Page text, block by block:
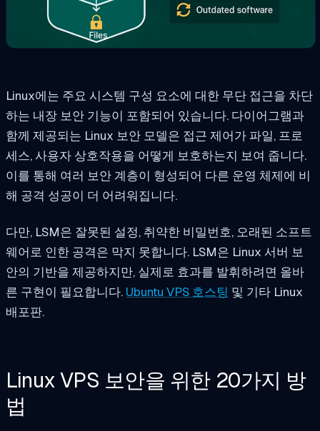
Linux에는 주요 시스템 구성 요소에 대한 무단 접근을 차단
하는 내장 보안 기능이 포함되어 있습니다. 다이어그램과
함께 제공되는 Linux 보안 모델은 접근 제어가 파일, 프로
세스, 사용자 상호작용을 어떻게 보호하는지 보여 줍니다.
이를 통해 여러 보안 계층이 형성되어 다른 운영 체제에 비
해 공격 성공이 더 어려워집니다.
다만, LSM은 잘못된 설정, 취약한 비밀번호, 오래된 소프트
웨어로 인한 공격은 막지 못합니다. LSM은 Linux 서버 보
안의 기반을 제공하지만, 실제로 효과를 발휘하려면 올바
른 구현이 필요합니다. Ubuntu VPS 호스팅 및 기타 Linux
배포판.
Linux VPS 보안을 위한 20가지 방
법